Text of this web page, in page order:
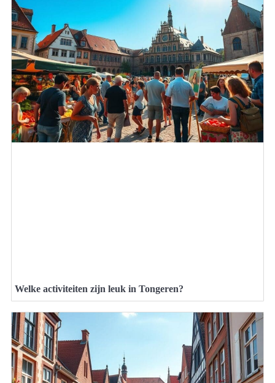
Welke activiteiten zijn leuk in Tongeren?